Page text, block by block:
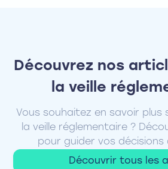
Découvrez nos
la veille
Vous souhaitez en savoir plus
la veille réglementaire ?
pour guider vos décisions
Découvrir tous les